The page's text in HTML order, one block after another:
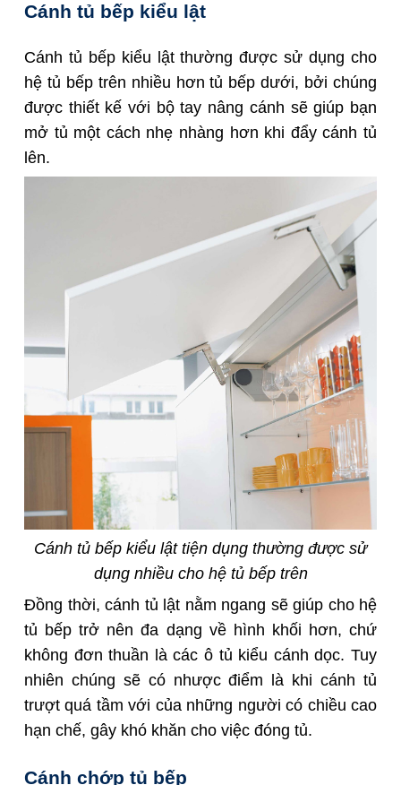
Cánh tủ bếp kiểu lật
Cánh tủ bếp kiểu lật thường được sử dụng cho
hệ tủ bếp trên nhiều hơn tủ bếp dưới, bởi chúng
được thiết kế với bộ tay nâng cánh sẽ giúp bạn
mở tủ một cách nhẹ nhàng hơn khi đẩy cánh tủ
lên.
Cánh tủ bếp kiểu lật tiện dụng thường được sử
dụng nhiều cho hệ tủ bếp trên
Đồng thời, cánh tủ lật nằm ngang sẽ giúp cho hệ
tủ bếp trở nên đa dạng về hình khối hơn, chứ
không đơn thuần là các ô tủ kiểu cánh dọc. Tuy
nhiên chúng sẽ có nhược điểm là khi cánh tủ
trượt quá tầm với của những người có chiều cao
hạn chế, gây khó khăn cho việc đóng tủ.
Cánh chớp tủ bếp